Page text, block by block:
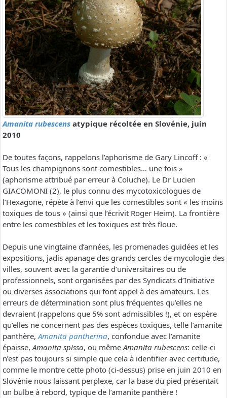
Amanita rubescens atypique récoltée en Slovénie, juin
2010
De toutes façons, rappelons l’aphorisme de Gary Lincoff : «
Tous les champignons sont comestibles… une fois »
(aphorisme attribué par erreur à Coluche). Le Dr Lucien
GIACOMONI (2), le plus connu des mycotoxicologues de
l’Hexagone, répète à l’envi que les comestibles sont « les moins
toxiques de tous » (ainsi que l’écrivit Roger Heim). La frontière
entre les comestibles et les toxiques est très floue.
Depuis une vingtaine d’années, les promenades guidées et les
expositions, jadis apanage des grands cercles de mycologie des
villes, souvent avec la garantie d’universitaires ou de
professionnels, sont organisées par des Syndicats d’Initiative
ou diverses associations qui font appel à des amateurs. Les
erreurs de détermination sont plus fréquentes qu’elles ne
devraient (rappelons que 5% sont admissibles !), et on espère
qu’elles ne concernent pas des espèces toxiques, telle l’amanite
panthère,Amanita pantherina, confondue avec l’amanite
épaisse,Amanita spissa, ou mêmeAmanita rubescens: celle-ci
n’est pas toujours si simple que cela à identifier avec certitude,
comme le montre cette photo (ci-dessus) prise en juin 2010 en
Slovénie nous laissant perplexe, car la base du pied présentait
un bulbe à rebord, typique de l’amanite panthère !